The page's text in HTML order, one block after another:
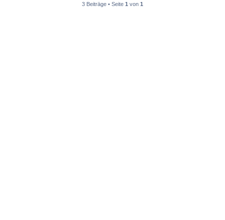
3 Beiträge • Seite 1 von 1